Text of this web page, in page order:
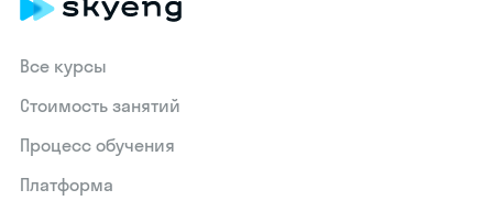
Все курсы
Стоимость занятий
Процесс обучения
Платформа